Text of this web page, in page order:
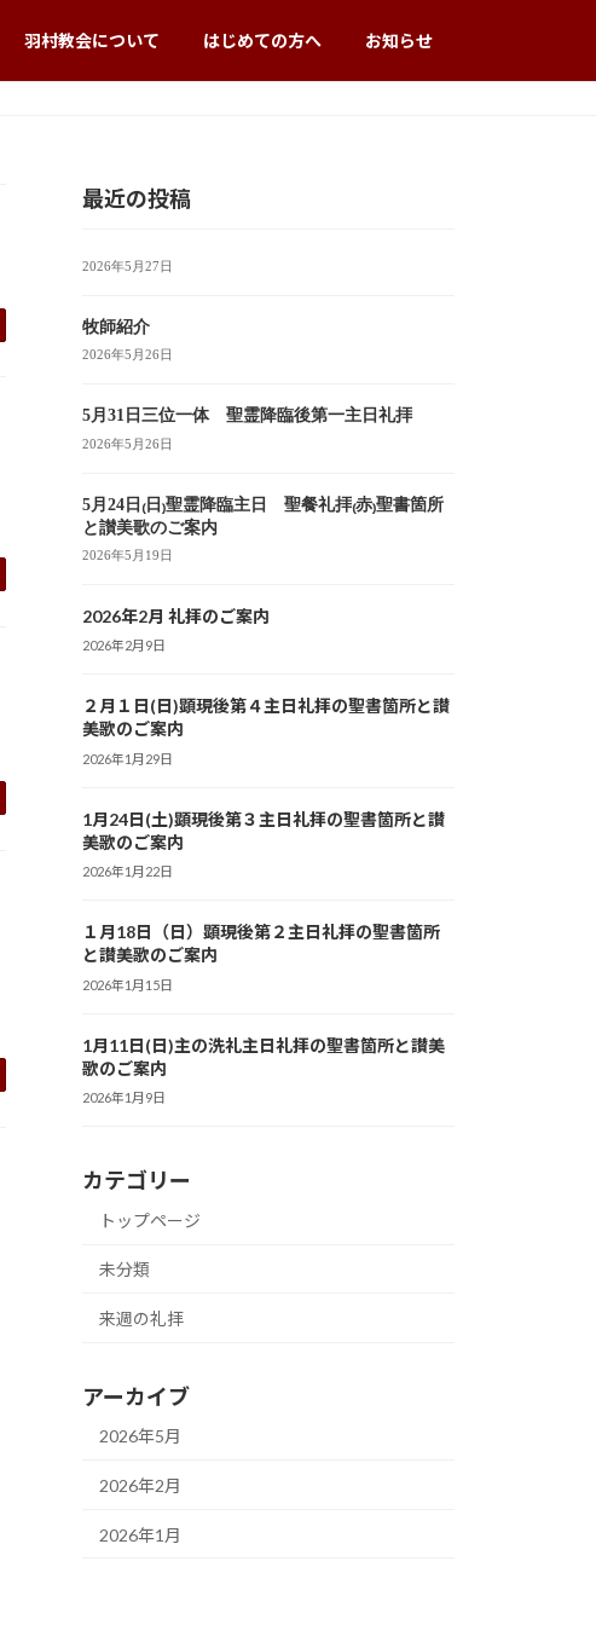
羽村教会について はじめての方へ お知らせ
最近の投稿
2026年5月27日
牧師紹介
2026年5月26日
5月31日三位一体 聖霊降臨後第一主日礼拝
2026年5月26日
5月24日₍日₎聖霊降臨主日 聖餐礼拝₍赤₎聖書箇所
と讃美歌のご案内
2026年5月19日
2026年2月 礼拝のご案内
2026年2月9日
２月１日(日)顕現後第４主日礼拝の聖書箇所と讃
美歌のご案内
2026年1月29日
1月24日(土)顕現後第３主日礼拝の聖書箇所と讃
美歌のご案内
2026年1月22日
１月18日（日）顕現後第２主日礼拝の聖書箇所
と讃美歌のご案内
2026年1月15日
1月11日(日)主の洗礼主日礼拝の聖書箇所と讃美
歌のご案内
2026年1月9日
カテゴリー
トップページ
未分類
来週の礼拝
アーカイブ
2026年5月
2026年2月
2026年1月